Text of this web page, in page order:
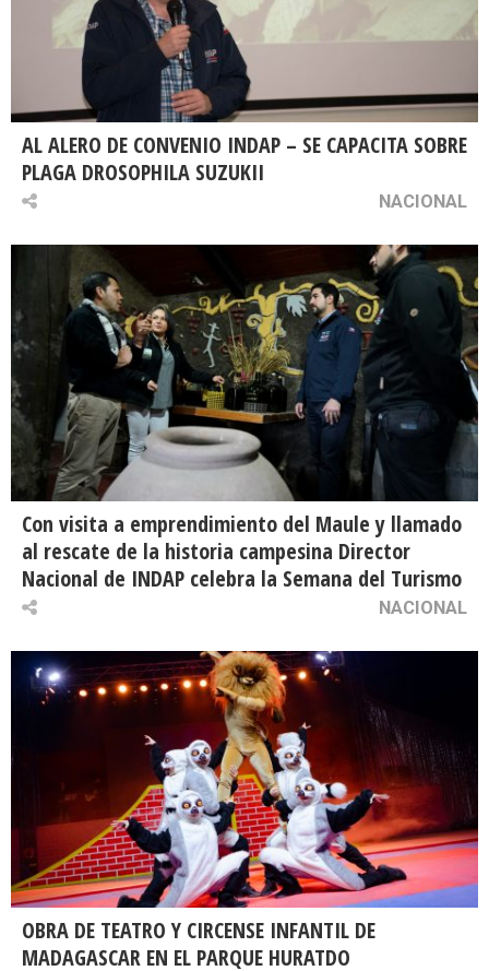
AL ALERO DE CONVENIO INDAP – SE CAPACITA SOBRE
PLAGA DROSOPHILA SUZUKII
NACIONAL
Con visita a emprendimiento del Maule y llamado
al rescate de la historia campesina Director
Nacional de INDAP celebra la Semana del Turismo
NACIONAL
OBRA DE TEATRO Y CIRCENSE INFANTIL DE
MADAGASCAR EN EL PARQUE HURATDO